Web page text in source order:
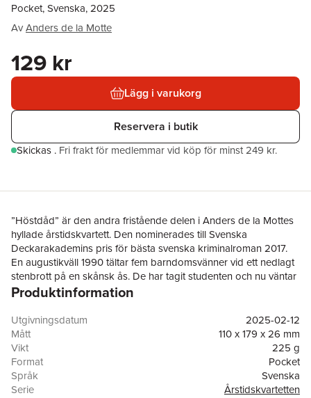
Pocket, Svenska, 2025
AvAnders de la Motte
129 kr
Lägg i varukorg
Reservera i butik
Skickas . Fri frakt för medlemmar vid köp för minst 249 kr.
”Höstdåd” är den andra fristående delen i Anders de la Mottes
hyllade årstidskvartett. Den nominerades till Svenska
Deckarakademins pris för bästa svenska kriminalroman 2017.
En augustikväll 1990 tältar fem barndomsvänner vid ett nedlagt
stenbrott på en skånsk ås. De har tagit studenten och nu väntar
det riktiga livet. Men när morgonen gryr flyter det en kropp i
men alla är inte övertygade.
I tjugosju år förblir händelsen ett sår i bygden. Och när den
gamle polischefen ersätts av Anna Vesper, nyinflyttad
mordutredare från Stockholm, börjar dunkla krafter sättas
rörelse. Snart har Anna inget val. Hon måste öppna ärendet från
hösten 1990. Hösten som få vill prata om men som ingen kan
Produktinformation
Utgivningsdatum
2025-02-12
Mått
110 x 179 x 26 mm
Vikt
225 g
Format
Pocket
Språk
Svenska
Serie
Årstidskvartetten